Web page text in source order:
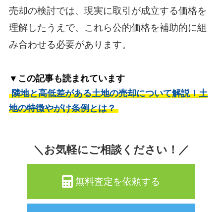
売却の検討では、現実に取引が成立する価格を
理解したうえで、これら公的価格を補助的に組
み合わせる必要があります。
▼この記事も読まれています
隣地と高低差がある土地の売却について解説！土
地の特徴やがけ条例とは？
＼お気軽にご相談ください！／
無料査定を依頼する